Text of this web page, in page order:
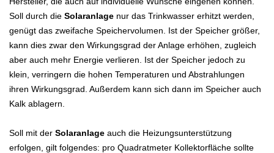
Soll durch die Solaranlage nur das Trinkwasser erhitzt werden,
genügt das zweifache Speichervolumen. Ist der Speicher größer,
kann dies zwar den Wirkungsgrad der Anlage erhöhen, zugleich
aber auch mehr Energie verlieren. Ist der Speicher jedoch zu
klein, verringern die hohen Temperaturen und Abstrahlungen
ihren Wirkungsgrad. Außerdem kann sich dann im Speicher auch
Kalk ablagern.
Soll mit der Solaranlage auch die Heizungsunterstützung
erfolgen, gilt folgendes: pro Quadratmeter Kollektorfläche sollte